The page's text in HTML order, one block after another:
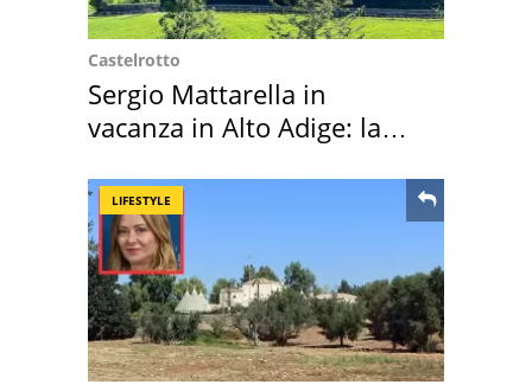
Castelrotto
Sergio Mattarella in
vacanza in Alto Adige: la
LIFESTYLE